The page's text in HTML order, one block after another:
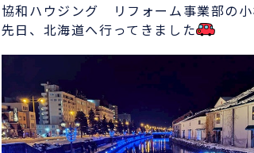
協和ハウジング リフォーム事業部の小
先日、北海道へ行ってきました